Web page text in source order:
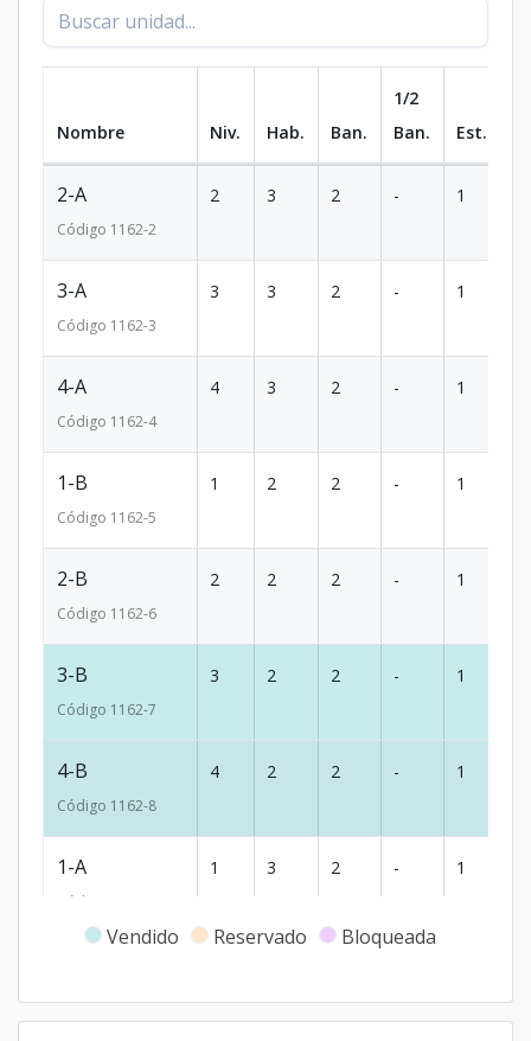
Nombre Niv. Hab. Ban.
1/2
Ban.
Est.
2-A
Código 1162-2
2 3 2 - 1
3-A
Código 1162-3
3 3 2 - 1
4-A
Código 1162-4
4 3 2 - 1
1-B
Código 1162-5
1 2 2 - 1
2-B
Código 1162-6
2 2 2 - 1
3-B
Código 1162-7
3 2 2 - 1
4-B
Código 1162-8
4 2 2 - 1
1-A
Código
1 3 2 - 1
Vendido Reservado Bloqueada